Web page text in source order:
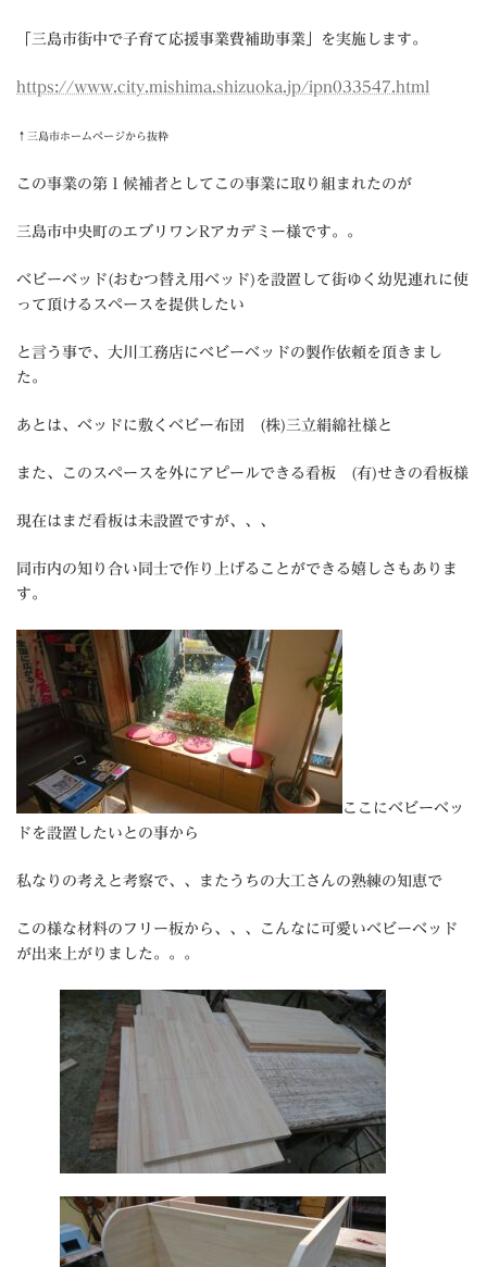
「三島市街中で子育て応援事業費補助事業」を実施します。
https://www.city.mishima.shizuoka.jp/ipn033547.html
↑三島市ホームページから抜粋
この事業の第１候補者としてこの事業に取り組まれたのが
三島市中央町のエブリワンRアカデミー様です。。
ベビーベッド(おむつ替え用ベッド)を設置して街ゆく幼児連れに使
って頂けるスペースを提供したい
と言う事で、大川工務店にべビーベッドの製作依頼を頂きまし
た。
あとは、ベッドに敷くベビー布団 (株)三立絹綿社様と
また、このスペースを外にアピールできる看板 (有)せきの看板様
現在はまだ看板は未設置ですが、、、
同市内の知り合い同士で作り上げることができる嬉しさもありま
す。
ここにベビーベッ
ドを設置したいとの事から
私なりの考えと考察で、、またうちの大工さんの熟練の知恵で
この様な材料のフリー板から、、、こんなに可愛いベビーベッド
が出来上がりました。。。